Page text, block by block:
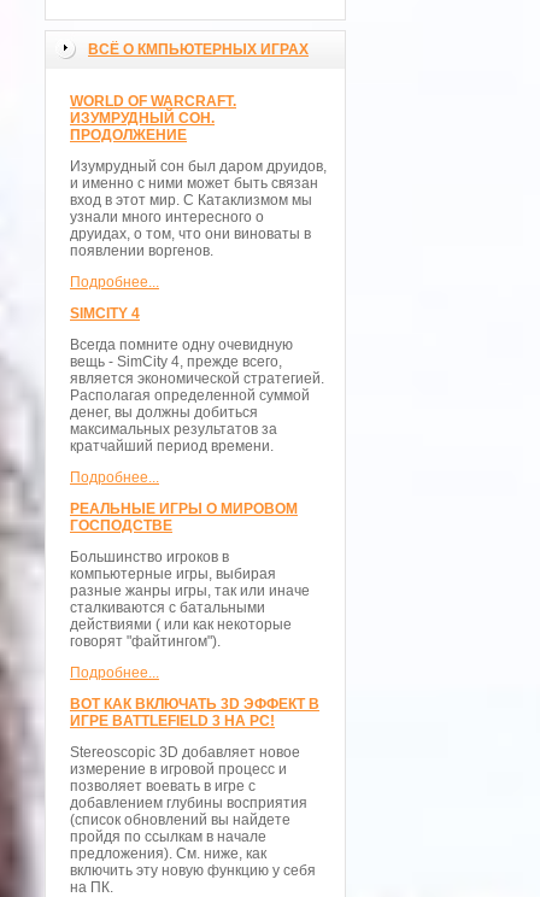
ВСЁ О КМПЬЮТЕРНЫХ ИГРАХ
WORLD OF WARCRAFT.
ИЗУМРУДНЫЙ СОН.
ПРОДОЛЖЕНИЕ
Изумрудный сон был даром друидов,
и именно с ними может быть связан
вход в этот мир. С Катаклизмом мы
узнали много интересного о
друидах, о том, что они виноваты в
появлении воргенов.
Подробнее...
SIMCITY 4
Всегда помните одну очевидную
вещь - SimCity 4, прежде всего,
является экономической стратегией.
Располагая определенной суммой
денег, вы должны добиться
максимальных результатов за
кратчайший период времени.
Подробнее...
РЕАЛЬНЫЕ ИГРЫ О МИРОВОМ
ГОСПОДСТВЕ
Большинство игроков в
компьютерные игры, выбирая
разные жанры игры, так или иначе
сталкиваются с батальными
действиями ( или как некоторые
говорят "файтингом").
Подробнее...
ВОТ КАК ВКЛЮЧАТЬ 3D ЭФФЕКТ В
ИГРЕ BATTLEFIELD 3 НА PC!
Stereoscopic 3D добавляет новое
измерение в игровой процесс и
позволяет воевать в игре с
добавлением глубины восприятия
(список обновлений вы найдете
пройдя по ссылкам в начале
предложения). См. ниже, как
включить эту новую функцию у себя
на ПК.